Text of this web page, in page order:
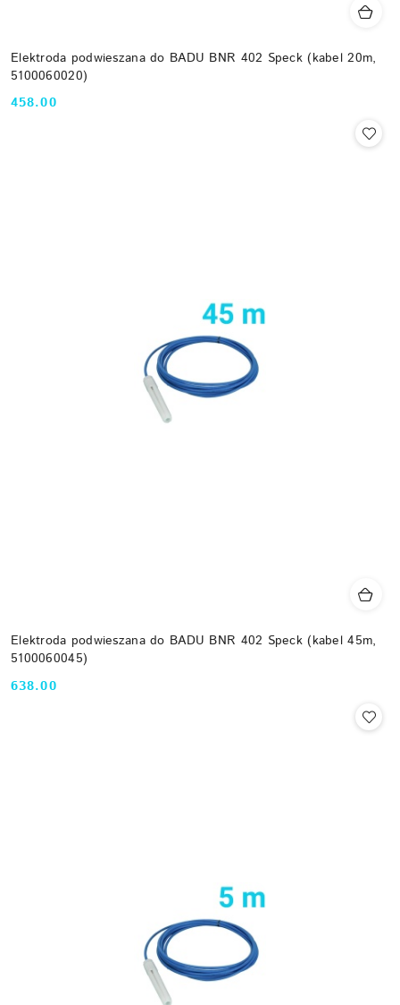
Elektroda podwieszana do BADU BNR 402 Speck (kabel 20m,
5100060020)
Cena:
458.00
Elektroda podwieszana do BADU BNR 402 Speck (kabel 45m,
5100060045)
Cena:
638.00